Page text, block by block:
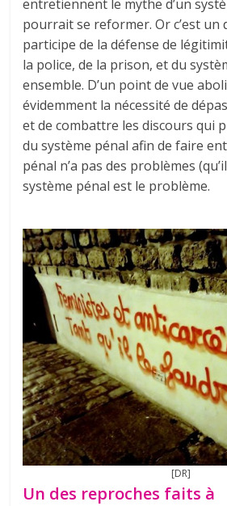
entretiennent le mythe d’un
pourrait se reformer. Or c’est un
participe de la défense de
la police, de la prison, et du
ensemble. D’un point de vue
évidemment la nécessité de
et de combattre les discours qui
du système pénal afin de faire
pénal n’a pas des problèmes
système pénal est le problème.
[DR]
Un des reproches faits à